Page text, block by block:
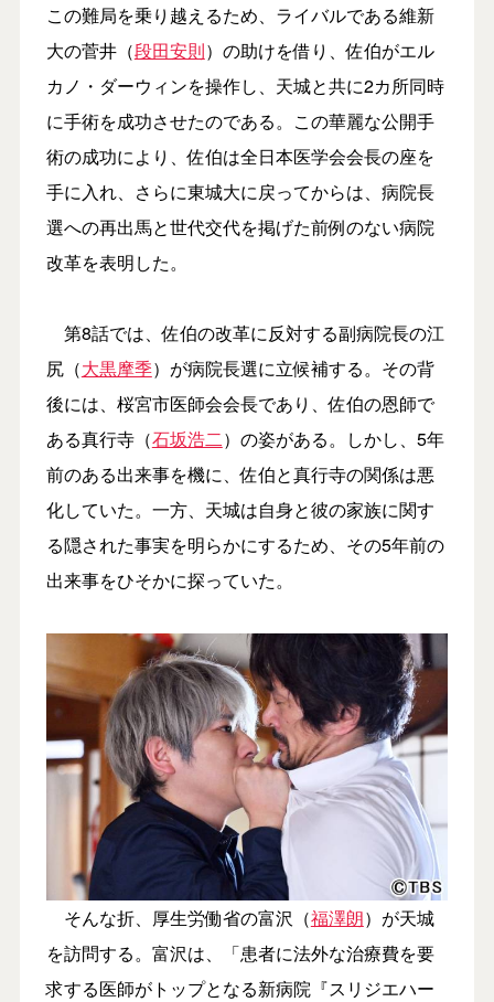
この難局を乗り越えるため、ライバルである維新
大の菅井（段田安則）の助けを借り、佐伯がエル
カノ・ダーウィンを操作し、天城と共に2カ所同時
に手術を成功させたのである。この華麗な公開手
術の成功により、佐伯は全日本医学会会長の座を
手に入れ、さらに東城大に戻ってからは、病院長
選への再出馬と世代交代を掲げた前例のない病院
改革を表明した。
第8話では、佐伯の改革に反対する副病院長の江
尻（大黒摩季）が病院長選に立候補する。その背
後には、桜宮市医師会会長であり、佐伯の恩師で
ある真行寺（石坂浩二）の姿がある。しかし、5年
前のある出来事を機に、佐伯と真行寺の関係は悪
化していた。一方、天城は自身と彼の家族に関す
る隠された事実を明らかにするため、その5年前の
出来事をひそかに探っていた。
そんな折、厚生労働省の富沢（福澤朗）が天城
を訪問する。富沢は、「患者に法外な治療費を要
求する医師がトップとなる新病院『スリジエハー